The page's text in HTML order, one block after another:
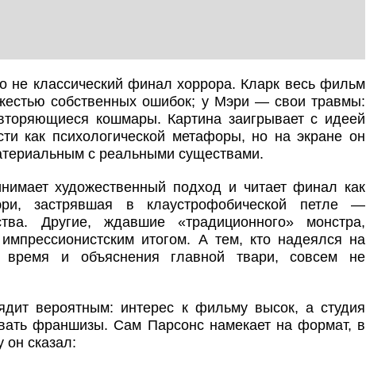
не классический финал хоррора. Кларк весь фильм
собственных ошибок; у Мэри — свои травмы:
кошмары. Картина заигрывает с идеей
как психологической метафоры, но на экране он
с реальными существами.
художественный подход и читает финал как
застрявшая в клаустрофобической петле —
Другие, ждавшие «традиционного» монстра,
итогом. А тем, кто надеялся на
время и объяснения главной твари, совсем не
вероятным: интерес к фильму высок, а студия
франшизы. Сам Парсонс намекает на формат, в
он сказал: